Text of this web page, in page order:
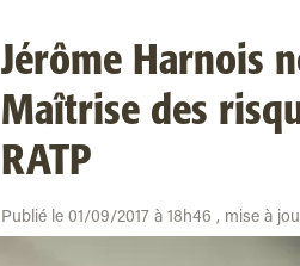
Jérôme Harnois
Maîtrise des
RATP
Publié le 01/09/2017 à 18h46 , mise à